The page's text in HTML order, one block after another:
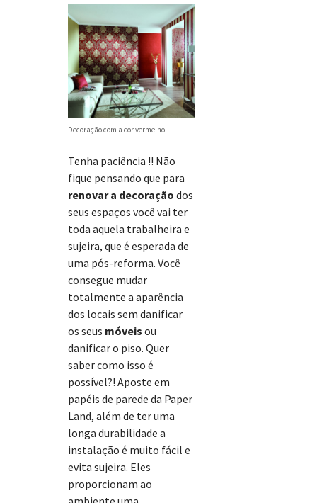
Decoração com a cor vermelho
Tenha paciência !! Não
fique pensando que para
renovar a decoração dos
seus espaços você vai ter
toda aquela trabalheira e
sujeira, que é esperada de
uma pós-reforma. Você
consegue mudar
totalmente a aparência
dos locais sem danificar
os seus móveis ou
danificar o piso. Quer
saber como isso é
possível?! Aposte em
papéis de parede da Paper
Land, além de ter uma
longa durabilidade a
instalação é muito fácil e
evita sujeira. Eles
proporcionam ao